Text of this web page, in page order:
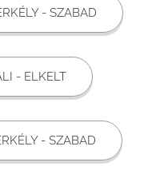
- SZABAD
- ELKELT
- SZABAD